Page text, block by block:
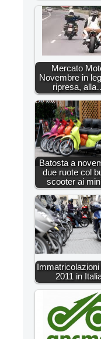
Mercato
Novembre in
ripresa,
Batosta a
due ruote col
scooter ai
2011 in